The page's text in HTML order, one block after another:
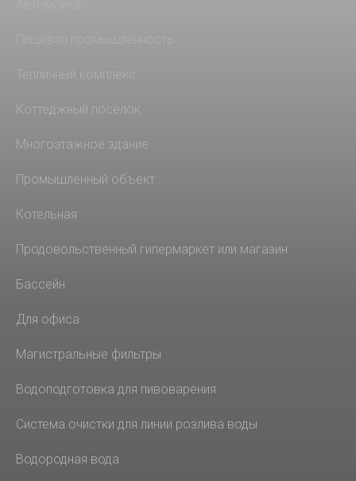
Тепличный комплекс
Коттеджный поселок
Многоэтажное здание
Промышленный объект
Котельная
Продовольственный гипермаркет или магазин
Бассейн
Для офиса
Магистральные фильтры
Водоподготовка для пивоварения
Система очистки для линии розлива воды
Водородная вода